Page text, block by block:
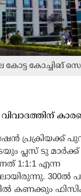
കോട്ട കോച്ചിങ്
വിവാദത്തിന്
പ്രക്രിയക്ക്
പ്ലസ് ടു മാർക്ക്
1:1:1 എന്ന
300ൽ
കണക്കും